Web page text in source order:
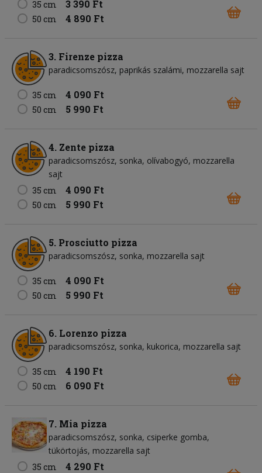
35 cm 3 390 Ft
50 cm 4 890 Ft
3. Firenze pizza
paradicsomszósz paprikás szalámi mozzarella sajt
35 cm 4 090 Ft
50 cm 5 990 Ft
4. Zente pizza
paradicsomszósz sonka olívabogyó mozzarella
sajt
35 cm
4 090 Ft
50 cm 5 990 Ft
5. Prosciutto pizza
paradicsomszósz sonka mozzarella sajt
35 cm 4 090 Ft
50 cm 5 990 Ft
6. Lorenzo pizza
paradicsomszósz sonka kukorica mozzarella sajt
35 cm 4 190 Ft
50 cm 6 090 Ft
7. Mia pizza
paradicsomszósz sonka csiperke gomba
tükörtojás mozzarella sajt
35 cm
4 290 Ft